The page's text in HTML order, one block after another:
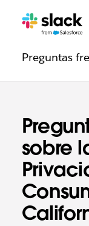
sobre
Navegación
Páginas
Preguntas